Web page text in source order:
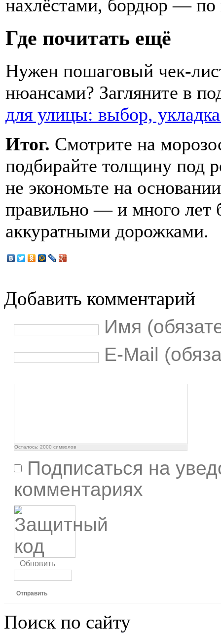
нахлёстами, бордюр — по
Где почитать ещё
Нужен пошаговый чек-
нюансами? Загляните в
для улицы: выбор,
Итог. Смотрите на
подбирайте толщину под
не экономьте на
правильно — и много лет
аккуратными дорожками.
Добавить комментарий
Имя
E-Mail
Осталось: 2000 символов
Подписаться на
комментариях
Обновить
Отправить
Поиск по сайту